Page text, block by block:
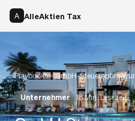
A AlleAktien Tax
Playbooks GmbH-
Unternehmer 18 Min. Lesezeit